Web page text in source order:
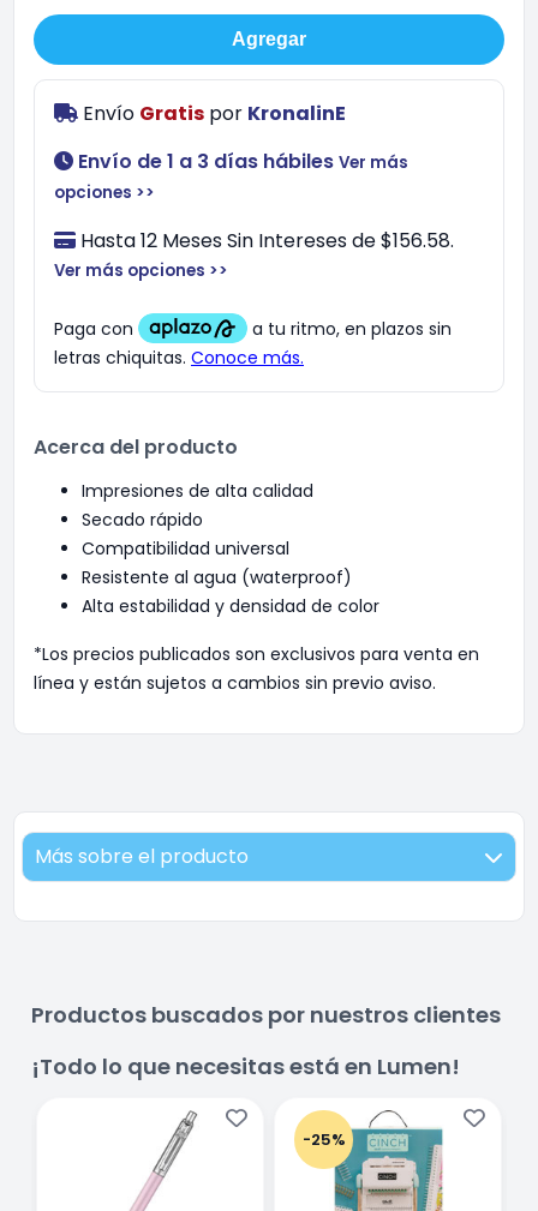
Agregar
Envío Gratis por KronalinE
Envío de 1 a 3 días hábiles Ver más
opciones >>
Hasta 12 Meses Sin Intereses de $156.58.
Ver más opciones >>
Acerca del producto
Impresiones de alta calidad
Secado rápido
Compatibilidad universal
Resistente al agua (waterproof)
Alta estabilidad y densidad de color
*Los precios publicados son exclusivos para venta en
línea y están sujetos a cambios sin previo aviso.
Más sobre el producto
Productos buscados por nuestros clientes
¡Todo lo que necesitas está en Lumen!
-25%